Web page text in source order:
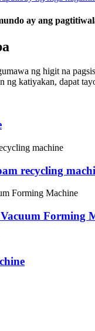
ay ang
ng higit na
katiyakan, dapat
recycling
Forming